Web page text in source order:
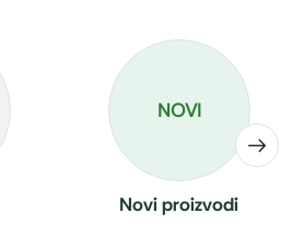
NOVI
Novi proizvodi